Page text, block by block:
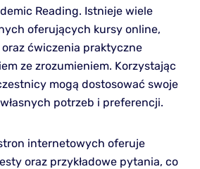
Reading. Istnieje wiele
oferujących kursy online,
oraz ćwiczenia praktyczne
ze zrozumieniem. Korzystając
mogą dostosować swoje
potrzeb i preferencji.
internetowych oferuje
oraz przykładowe pytania, co